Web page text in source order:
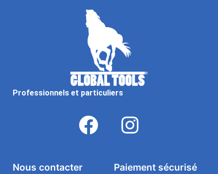
Professionnels et particuliers
Paiement sécurisé
Nous contacter